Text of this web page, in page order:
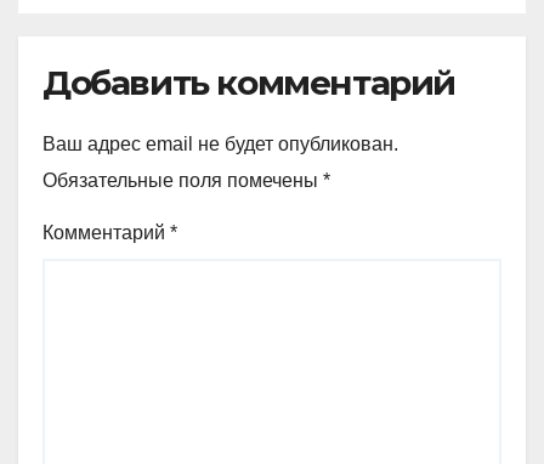
Добавить комментарий
Ваш адрес email не будет опубликован.
Обязательные поля помечены *
Комментарий *